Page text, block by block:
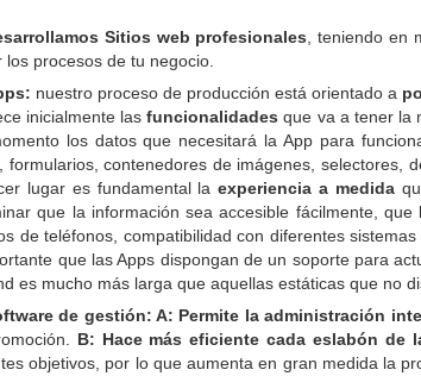
Sitios web profesionales , teniendo
los procesos de tu negocio.
nuestro proceso de producción está orientado a
inicialmente lasfuncionalidades que va a tener la
los datos que necesitará la App para
formularios, contenedores de imágenes, selectores,
lugar es fundamental laexperiencia a medida
que la información sea accesible fácilmente,
de teléfonos, compatibilidad con diferentes
que las Apps dispongan de un soporte para
es mucho más larga que aquellas estáticas que no
de gestión: A: Permite la administración
B: Hace más eficiente cada eslabón de
objetivos, por lo que aumenta en gran medida la